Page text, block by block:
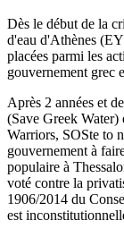
Dès le début de la
d'eau d'Athènes
placées parmi les
gouvernement grec
Après 2 années et
(Save Greek
Warriors, SOSte to
gouvernement à
populaire à
voté contre la
1906/2014 du
est